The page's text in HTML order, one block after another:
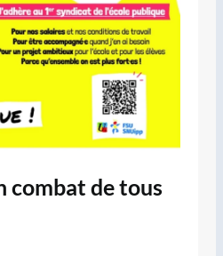
combat de tous